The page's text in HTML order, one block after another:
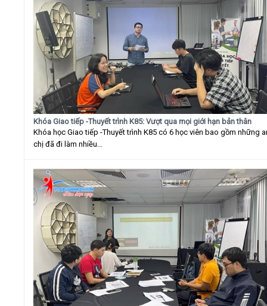
Khóa Giao tiếp -Thuyết trình K85: Vượt qua mọi giới hạn bản thân
Khóa học Giao tiếp -Thuyết trình K85 có 6 học viên bao gồm những
chị đã đi làm nhiều...